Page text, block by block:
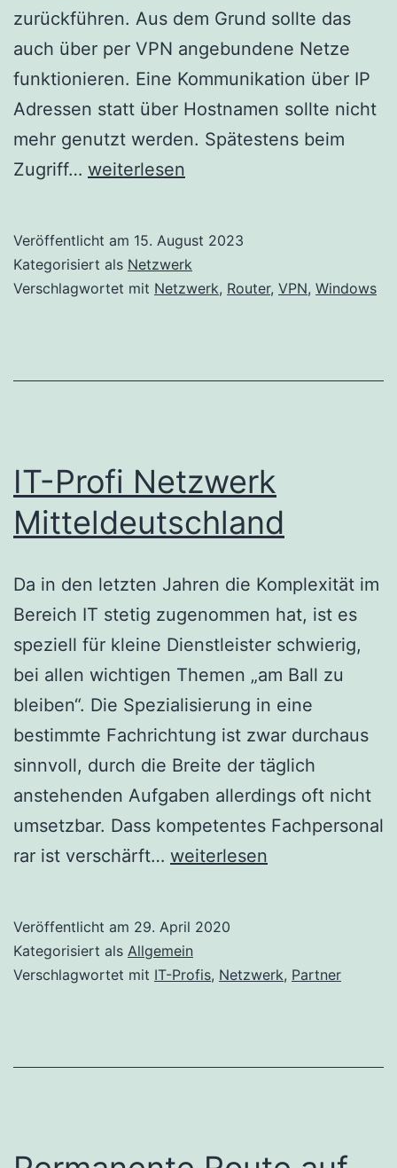
zurückführen. Aus dem Grund sollte das
auch über per VPN angebundene Netze
funktionieren. Eine Kommunikation über IP
Adressen statt über Hostnamen sollte nicht
mehr genutzt werden. Spätestens beim
Zugriff… DNS
VPN
Tunnel
10/11
weiterlesen
Veröffentlicht am 15. August 2023
Kategorisiert als Netzwerk
Verschlagwortet mit Netzwerk, Router, VPN, Windows
IT-Profi Netzwerk
Mitteldeutschland
Da in den letzten Jahren die Komplexität im
Bereich IT stetig zugenommen hat, ist es
speziell für kleine Dienstleister schwierig,
bei allen wichtigen Themen „am Ball zu
bleiben“. Die Spezialisierung in eine
bestimmte Fachrichtung ist zwar durchaus
sinnvoll, durch die Breite der täglich
anstehenden Aufgaben allerdings oft nicht
umsetzbar. Dass kompetentes Fachpersonal
rar ist verschärft… IT-
Mitteldeutschland
weiterlesen
Veröffentlicht am 29. April 2020
Kategorisiert als Allgemein
Verschlagwortet mit IT-Profis, Netzwerk, Partner